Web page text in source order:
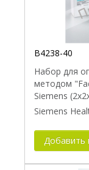
B4238-40
Набор для
методом
Siemens
Siemens
Добавить